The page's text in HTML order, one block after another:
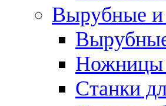
Вырубные и
Станки